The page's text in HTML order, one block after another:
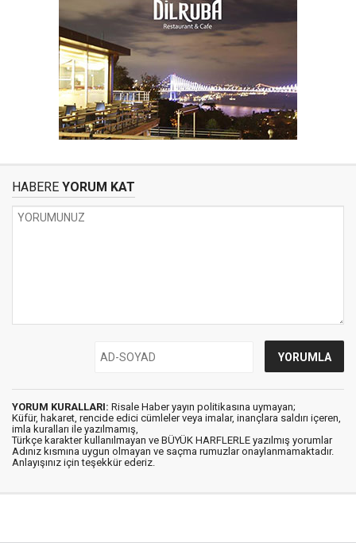
HABERE YORUM KAT
YORUM KURALLARI: Risale Haber yayın politikasına uymayan;
Küfür, hakaret, rencide edici cümleler veya imalar, inançlara saldırı içeren,
imla kuralları ile yazılmamış,
Türkçe karakter kullanılmayan ve BÜYÜK HARFLERLE yazılmış yorumlar
Adınız kısmına uygun olmayan ve saçma rumuzlar onaylanmamaktadır.
Anlayışınız için teşekkür ederiz.